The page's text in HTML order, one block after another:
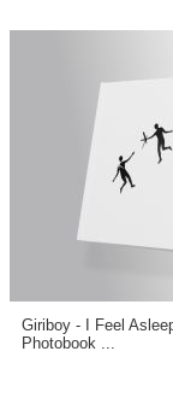
Giriboy - I Feel
Photobook ...